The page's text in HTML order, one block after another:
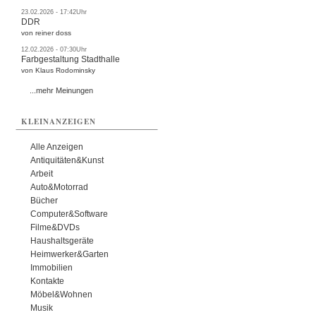
23.02.2026 - 17:42Uhr
DDR
von reiner doss
12.02.2026 - 07:30Uhr
Farbgestaltung Stadthalle
von Klaus Rodominsky
...mehr Meinungen
KLEINANZEIGEN
Alle Anzeigen
Antiquitäten&Kunst
Arbeit
Auto&Motorrad
Bücher
Computer&Software
Filme&DVDs
Haushaltsgeräte
Heimwerker&Garten
Immobilien
Kontakte
Möbel&Wohnen
Musik